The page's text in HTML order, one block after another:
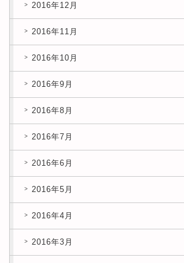
2016年12月
2016年11月
2016年10月
2016年9月
2016年8月
2016年7月
2016年6月
2016年5月
2016年4月
2016年3月